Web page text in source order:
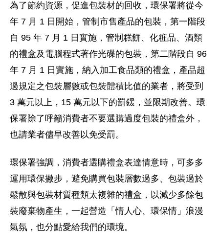
為了節約資源，促進包裝材的回收，環保署將從今
年 7 月 1 日開始，管制市售產品的包裝，第一階段
自 95 年 7 月 1 日實施，管制糕餅、化粧品、酒類
的禮盒及電腦程式著作光碟的包裝，第二階段自 96
年 7 月 1 日實施，納入加工食品類的禮盒，產品超
過規定之包裝層數或包裝體積比值的業者，將受到
3 萬元以上，15 萬元以下的罰鍰，並限期改善。環
保署除了呼籲消費者不要選購過度包裝的禮盒外，
也請業者儘早改善以免受罰。
環保署強調，消費者選購禮盒表達情意時，可多多
運用環保撇步，避免購買包裝層數過多、包裝過於
鬆散與包裝材質種類太複雜的禮盒，以減少多餘包
裝廢棄物產生，一起營造「情人心、環保情」浪漫
氣氛，也分點愛給我們的環境。